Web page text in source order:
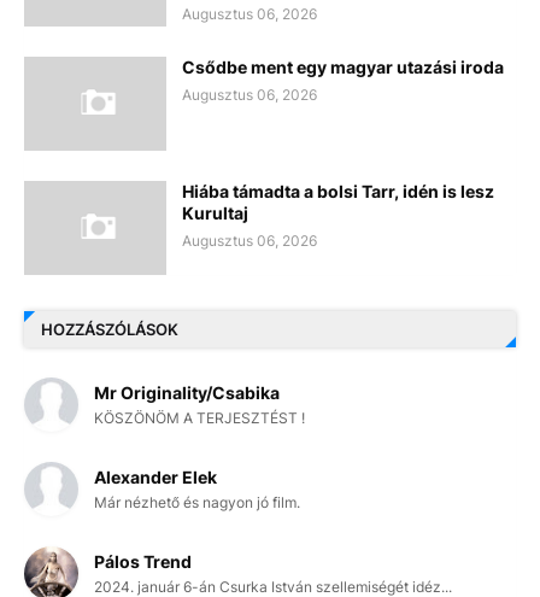
Augusztus 06, 2026
Csődbe ment egy magyar utazási iroda
Augusztus 06, 2026
Hiába támadta a bolsi Tarr, idén is lesz
Kurultaj
Augusztus 06, 2026
HOZZÁSZÓLÁSOK
Mr Originality/Csabika
KÖSZÖNÖM A TERJESZTÉST !
Alexander Elek
Már nézhető és nagyon jó film.
Pálos Trend
2024. január 6-án Csurka István szellemiségét idéz...